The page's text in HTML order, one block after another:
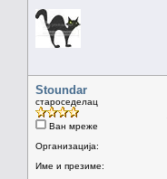
Stoundar
староседелац
Ван мреже
Организација:
Име и презиме: